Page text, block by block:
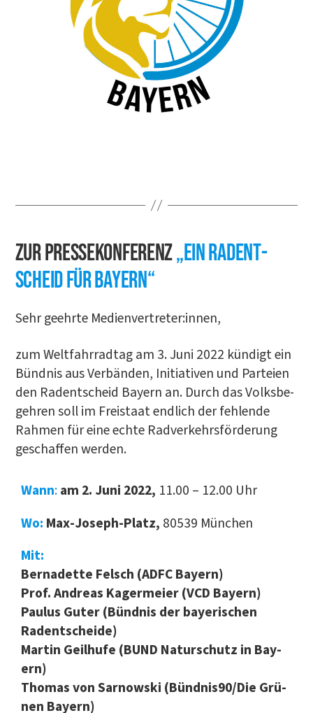
Zur Pres­se­kon­fe­renz„Ein Radent­
scheid für Bayern“
Sehr geehr­te Medienvertreter:innen,
zum Welt­fahr­rad­tag am 3. Juni 2022 kün­digt ein
Bünd­nis aus Ver­bän­den, Initia­ti­ven und Par­tei­en
den Radent­scheid Bay­ern an. Durch das Volks­be­
geh­ren soll im Frei­staat end­lich der feh­len­de
Rah­men für eine ech­te Rad­ver­kehrs­för­de­rung
geschaf­fen werden.
Wann:am 2. Juni 2022, 11.00 – 12.00 Uhr
Wo: Max-Joseph-Platz, 80539 München
Mit:
Ber­na­dette Felsch (ADFC Bay­ern)
Prof. Andre­as Kager­mei­er (VCD Bay­ern)
Pau­lus Guter (Bünd­nis der baye­ri­schen
Radent­schei­de)
Mar­tin Geil­hu­fe (BUND Natur­schutz in Bay­
ern)
Tho­mas von Sar­now­ski (Bündnis90/Die Grü­
nen Bay­ern)